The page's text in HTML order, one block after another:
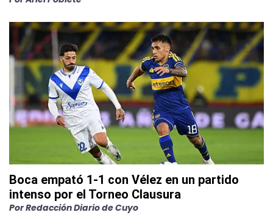
Boca empató 1-1 con Vélez en un partido
intenso por el Torneo Clausura
PorRedacción Diario de Cuyo